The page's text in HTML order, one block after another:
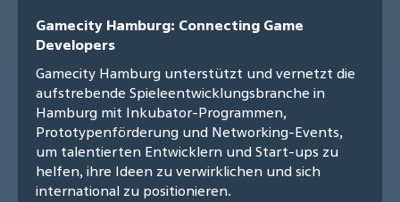
Gamecity Hamburg: Connecting Game
Developers
Gamecity Hamburg unterstützt und vernetzt die
aufstrebende Spieleentwicklungsbranche in
Hamburg mit Inkubator-Programmen,
Prototypenförderung und Networking-Events,
um talentierten Entwicklern und Start-ups zu
helfen, ihre Ideen zu verwirklichen und sich
international zu positionieren.